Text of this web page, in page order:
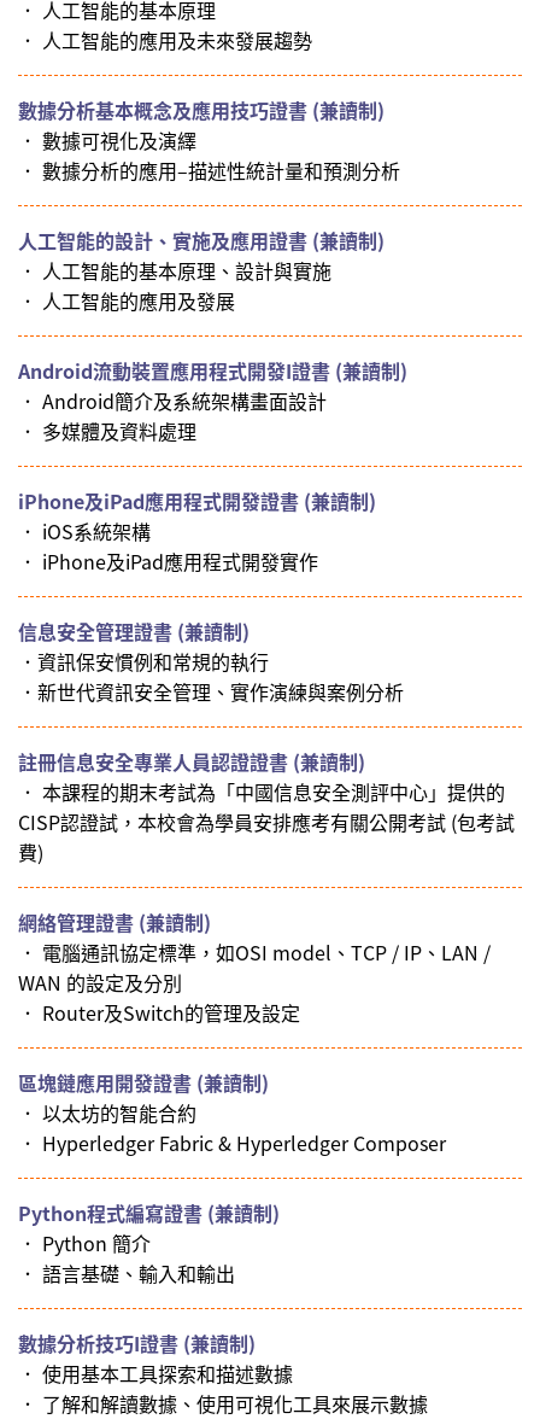
． 人工智能的基本原理
． 人工智能的應用及未來發展趨勢
數據分析基本概念及應用技巧證書 (兼讀制)
． 數據可視化及演繹
． 數據分析的應用–描述性統計量和預測分析
人工智能的設計、實施及應用證書 (兼讀制)
． 人工智能的基本原理、設計與實施
． 人工智能的應用及發展
Android流動裝置應用程式開發I證書 (兼讀制)
． Android簡介及系統架構畫面設計
． 多媒體及資料處理
iPhone及iPad應用程式開發證書 (兼讀制)
． iOS系統架構
． iPhone及iPad應用程式開發實作
信息安全管理證書 (兼讀制)
．資訊保安慣例和常規的執行
．新世代資訊安全管理、實作演練與案例分析
註冊信息安全專業人員認證證書 (兼讀制)
． 本課程的期末考試為「中國信息安全測評中心」提供的
CISP認證試，本校會為學員安排應考有關公開考試 (包考試
費)
網絡管理證書 (兼讀制)
． 電腦通訊協定標準，如OSI model、TCP / IP、LAN /
WAN 的設定及分別
． Router及Switch的管理及設定
區塊鏈應用開發證書 (兼讀制)
． 以太坊的智能合約
． Hyperledger Fabric & Hyperledger Composer
Python程式編寫證書 (兼讀制)
． Python 簡介
． 語言基礎、輸入和輸出
數據分析技巧I證書 (兼讀制)
． 使用基本工具探索和描述數據
． 了解和解讀數據、使用可視化工具來展示數據